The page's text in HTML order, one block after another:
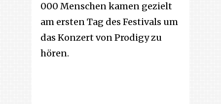
000 Menschen kamen gezielt
am ersten Tag des Festivals um
das Konzert von Prodigy zu
hören.